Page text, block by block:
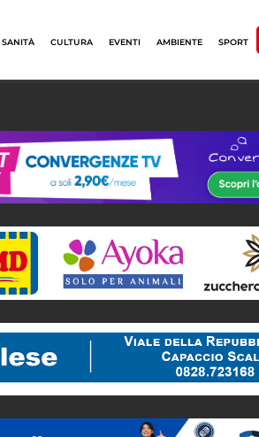
SANITÀ CULTURA EVENTI AMBIENTE SPORT